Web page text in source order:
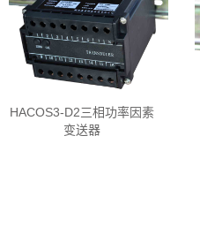
HACOS3-D2三相功率因素
变送器